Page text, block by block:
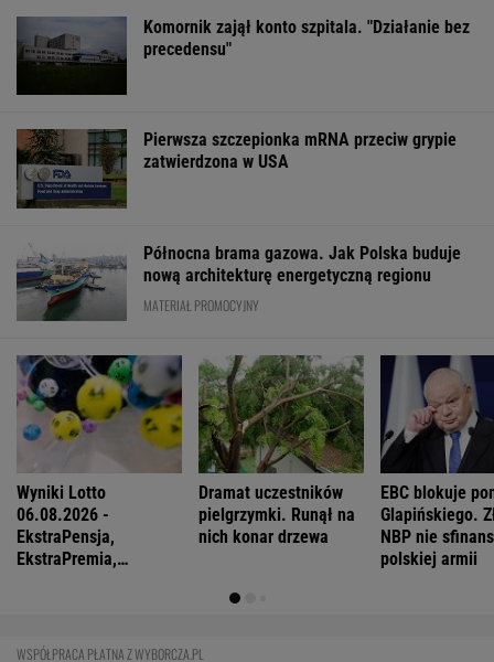
Komornik zajął konto szpitala. "Działanie bez
precedensu"
Pierwsza szczepionka mRNA przeciw grypie
zatwierdzona w USA
Północna brama gazowa. Jak Polska buduje
nową architekturę energetyczną regionu
MATERIAŁ PROMOCYJNY
Wyniki Lotto
06.08.2026 -
EkstraPensja,
EkstraPremia,
Dramat uczestników
pielgrzymki. Runął na
nich konar drzewa
EBC blokuje
Glapińskiego.
NBP nie
polskiej armii
WSPÓŁPRACA PŁATNA Z WYBORCZA.PL